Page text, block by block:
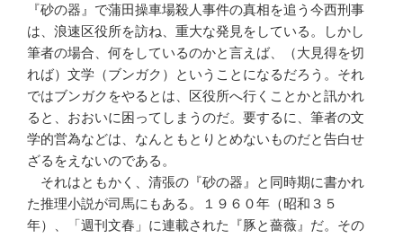
『砂の器』で蒲田操車場殺人事件の真相を追う今西刑事
は、浪速区役所を訪ね、重大な発見をしている。しかし
筆者の場合、何をしているのかと言えば、（大見得を切
れば）文学（ブンガク）ということになるだろう。それ
ではブンガクをやるとは、区役所へ行くことかと訊かれ
ると、おおいに困ってしまうのだ。要するに、筆者の文
学的営為などは、なんともとりとめないものだと告白せ
ざるをえないのである。
それはともかく、清張の『砂の器』と同時期に書かれ
た推理小説が司馬にもある。１９６０年（昭和３５
年）、「週刊文春」に連載された『豚と薔薇』だ。その